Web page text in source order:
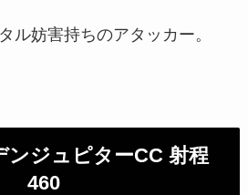
ル妨害持ちのアタッカー。
ンジュピターCC 射程
460